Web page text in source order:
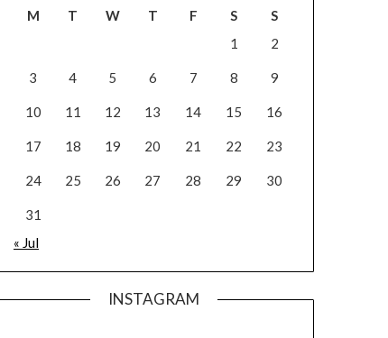
M T W T F S
S
1
2
3 4 5 6 7 8 9
10 11 12 13 14 15 16
17 18 19 20 21 22 23
24 25 26 27 28 29 30
31
« Jul
INSTAGRAM